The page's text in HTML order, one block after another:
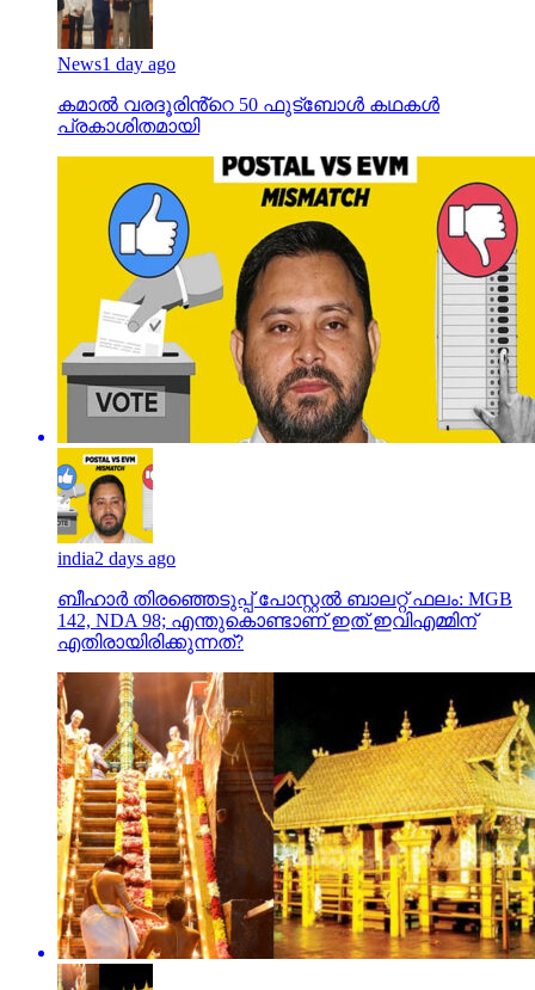
News1 day ago
കമാൽ വരദൂരിൻ്റെ 50 ഫുട്ബോൾ കഥകൾ
പ്രകാശിതമായി
india2 days ago
ബീഹാർ തിരഞ്ഞെടുപ്പ് പോസ്റ്റൽ ബാലറ്റ് ഫലം: MGB
142, NDA 98; എന്തുകൊണ്ടാണ് ഇത് ഇവിഎമ്മിന്
എതിരായിരിക്കുന്നത്?